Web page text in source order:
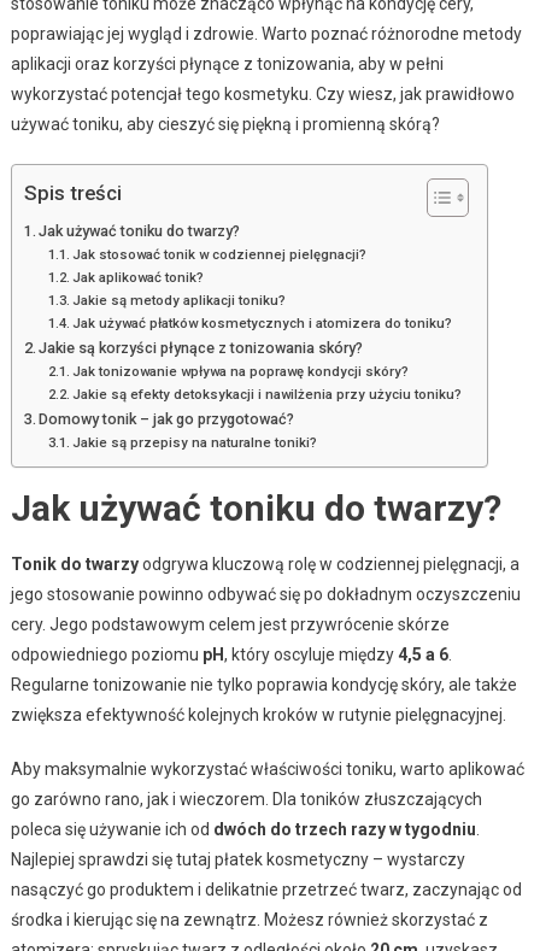
poprawiając jej wygląd i zdrowie. Warto poznać różnorodne metody
aplikacji oraz korzyści płynące z tonizowania, aby w pełni
wykorzystać potencjał tego kosmetyku. Czy wiesz, jak prawidłowo
używać toniku, aby cieszyć się piękną i promienną skórą?
Spis treści
Jak używać toniku do twarzy?
Jak stosować tonik w codziennej pielęgnacji?
Jak aplikować tonik?
Jakie są metody aplikacji toniku?
Jak używać płatków kosmetycznych i atomizera do toniku?
Jakie są korzyści płynące z tonizowania skóry?
Jak tonizowanie wpływa na poprawę kondycji skóry?
Jakie są efekty detoksykacji i nawilżenia przy użyciu toniku?
Domowy tonik – jak go przygotować?
Jakie są przepisy na naturalne toniki?
Jak używać toniku do twarzy?
Tonik do twarzyodgrywa kluczową rolę w codziennej pielęgnacji, a
jego stosowanie powinno odbywać się po dokładnym oczyszczeniu
cery. Jego podstawowym celem jest przywrócenie skórze
odpowiedniego poziomu pH, który oscyluje między4,5 a 6.
Regularne tonizowanie nie tylko poprawia kondycję skóry, ale także
zwiększa efektywność kolejnych kroków w rutynie pielęgnacyjnej.
Aby maksymalnie wykorzystać właściwości toniku, warto aplikować
go zarówno rano, jak i wieczorem. Dla toników złuszczających
poleca się używanie ich od dwóch do trzech razy w tygodniu
Najlepiej sprawdzi się tutaj płatek kosmetyczny – wystarczy
nasączyć go produktem i delikatnie przetrzeć twarz, zaczynając od
środka i kierując się na zewnątrz. Możesz również skorzystać z